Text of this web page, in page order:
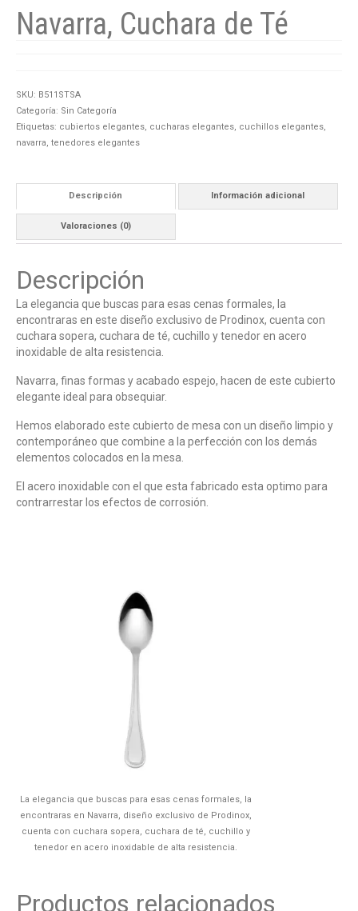
Navarra, Cuchara de Té
SKU: B511STSA
Categoría: Sin Categoría
Etiquetas: cubiertos elegantes, cucharas elegantes, cuchillos elegantes,
navarra, tenedores elegantes
Descripción Información adicional
Valoraciones (0)
Descripción
La elegancia que buscas para esas cenas formales, la
encontraras en este diseño exclusivo de Prodinox, cuenta con
cuchara sopera, cuchara de té, cuchillo y tenedor en acero
inoxidable de alta resistencia.
Navarra, finas formas y acabado espejo, hacen de este cubierto
elegante ideal para obsequiar.
Hemos elaborado este cubierto de mesa con un diseño limpio y
contemporáneo que combine a la perfección con los demás
elementos colocados en la mesa.
El acero inoxidable con el que esta fabricado esta optimo para
contrarrestar los efectos de corrosión.
La elegancia que buscas para esas cenas formales, la
encontraras en Navarra, diseño exclusivo de Prodinox,
cuenta con cuchara sopera, cuchara de té, cuchillo y
tenedor en acero inoxidable de alta resistencia.
Productos relacionados